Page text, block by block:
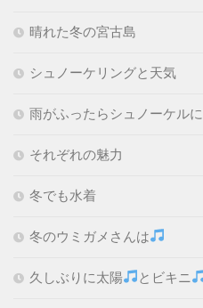
晴れた冬の宮古島
シュノーケリングと天気
雨がふったらシュノーケルに
それぞれの魅力
冬でも水着
冬のウミガメさんは
久しぶりに太陽 とビキニ